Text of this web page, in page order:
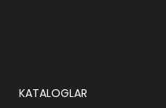
KATALOGLAR